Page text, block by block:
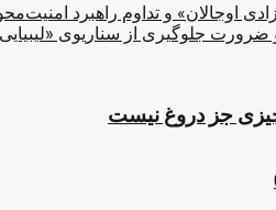
اوجالان» و تداوم راهبرد
ضرورت جلوگیری از سناریوی
جز دروغ نیست